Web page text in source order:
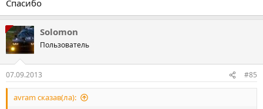
Спасибо
Solomon
Пользователь
07.09.2013 #85
avram сказав(ла):